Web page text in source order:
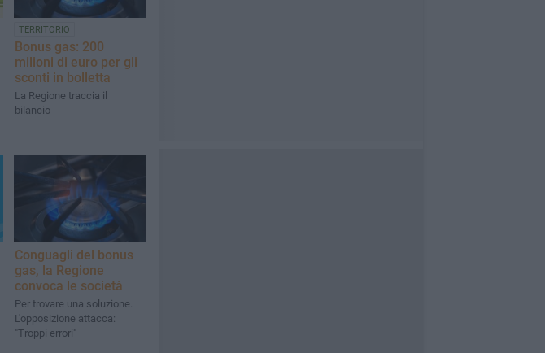
TERRITORIO
Bonus gas: 200
milioni di euro per gli
sconti in bolletta
La Regione traccia il
bilancio
Conguagli del bonus
gas, la Regione
convoca le società
Per trovare una soluzione.
L'opposizione attacca:
"Troppi errori"